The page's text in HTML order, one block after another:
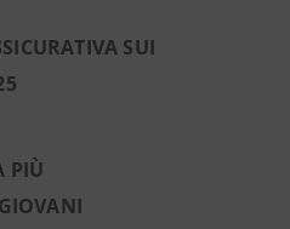
SUI
PIÙ